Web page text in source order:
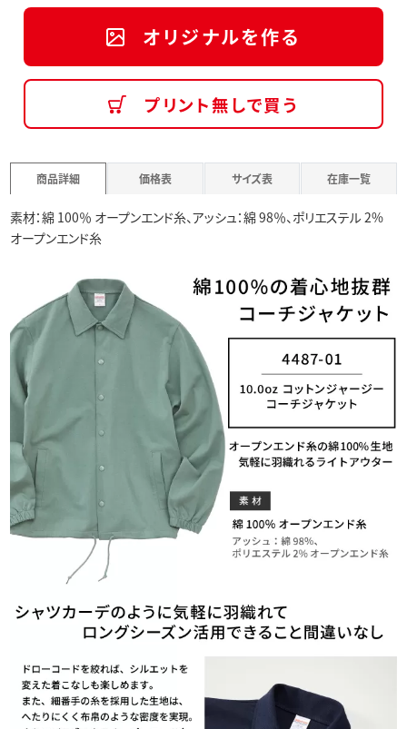
オリジナルを作る
プリント無しで買う
商品詳細 価格表 サイズ表 在庫一覧
素材：綿 100％ オープンエンド糸、アッシュ：綿 98％、ポリエステル 2%
オープンエンド糸